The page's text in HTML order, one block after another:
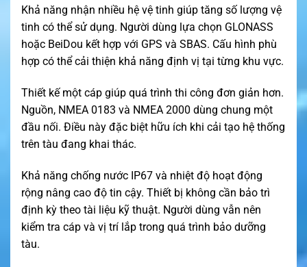
Khả năng nhận nhiều hệ vệ tinh giúp tăng số lượng vệ
tinh có thể sử dụng. Người dùng lựa chọn GLONASS
hoặc BeiDou kết hợp với GPS và SBAS. Cấu hình phù
hợp có thể cải thiện khả năng định vị tại từng khu vực.
Thiết kế một cáp giúp quá trình thi công đơn giản hơn.
Nguồn, NMEA 0183 và NMEA 2000 dùng chung một
đầu nối. Điều này đặc biệt hữu ích khi cải tạo hệ thống
trên tàu đang khai thác.
Khả năng chống nước IP67 và nhiệt độ hoạt động
rộng nâng cao độ tin cậy. Thiết bị không cần bảo trì
định kỳ theo tài liệu kỹ thuật. Người dùng vẫn nên
kiểm tra cáp và vị trí lắp trong quá trình bảo dưỡng
tàu.